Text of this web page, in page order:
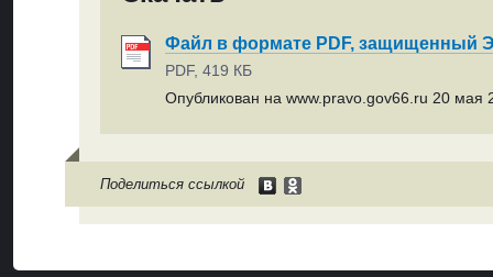
Файл в формате PDF, защищенный
PDF, 419 КБ
Опубликован на www.pravo.gov66.ru 20 мая
Поделиться ссылкой